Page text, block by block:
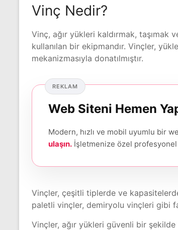
Vinç Nedir?
Vinç, ağır yükleri kaldırmak,
kullanılan bir ekipmandır. Vinçler,
mekanizmasıyla donatılmıştır.
REKLAM
Web Siteni Hemen
Modern, hızlı ve mobil uyumlu bir
ulaşın. İşletmenize özel profesyonel
Vinçler, çeşitli tiplerde ve
paletli vinçler, demiryolu vinçleri gibi
Vinçler, ağır yükleri güvenli bir